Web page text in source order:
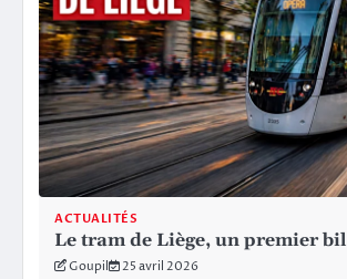
ACTUALITÉS
Le tram de Liège, un premier
Goupil 25 avril 2026